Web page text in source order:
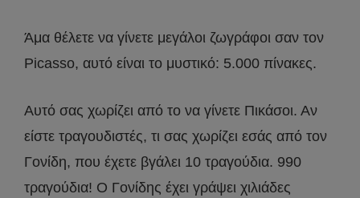
Άμα θέλετε να γίνετε μεγάλοι ζωγράφοι σαν τον
Picasso, αυτό είναι το μυστικό: 5.000 πίνακες.
Αυτό σας χωρίζει από το να γίνετε Πικάσοι. Αν
είστε τραγουδιστές, τι σας χωρίζει εσάς από τον
Γονίδη, που έχετε βγάλει 10 τραγούδια. 990
τραγούδια! Ο Γονίδης έχει γράψει χιλιάδες